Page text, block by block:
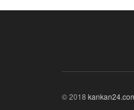
© 2018